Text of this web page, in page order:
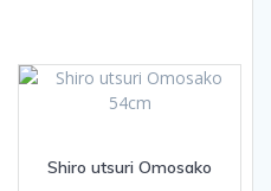
Shiro utsuri Omosako